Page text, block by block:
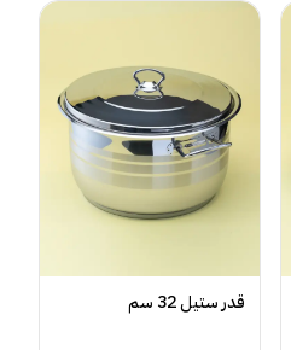
قدر ستيل 32 سم